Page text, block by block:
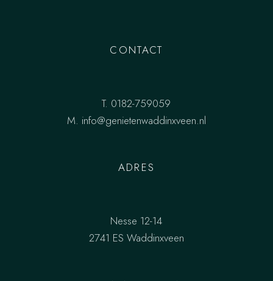
CONTACT
T. 0182-759059
M. info@genietenwaddinxveen.nl
ADRES
Nesse 12-14
2741 ES Waddinxveen